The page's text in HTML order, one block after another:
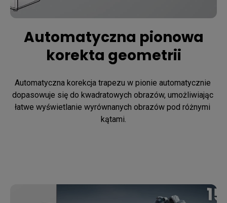
Automatyczna pionowa
korekta geometrii
Automatyczna korekcja trapezu w pionie automatycznie
dopasowuje się do kwadratowych obrazów, umożliwiając
łatwe wyświetlanie wyrównanych obrazów pod różnymi
kątami.